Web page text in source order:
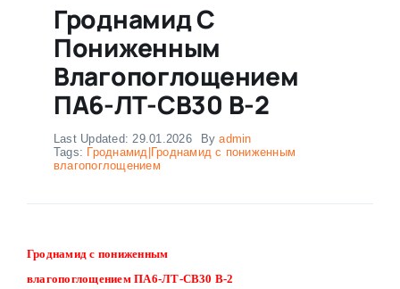
Гроднамид С
Пониженным
Влагопоглощением
ПА6-ЛТ-СВ30 В-2
Last Updated: 29.01.2026 Byadmin
Tags: Гроднамид|Гроднамид с пониженным
влагопоглощением
Гроднамид с пониженным
влагопоглощением ПА6-ЛТ-СВ30 В-2